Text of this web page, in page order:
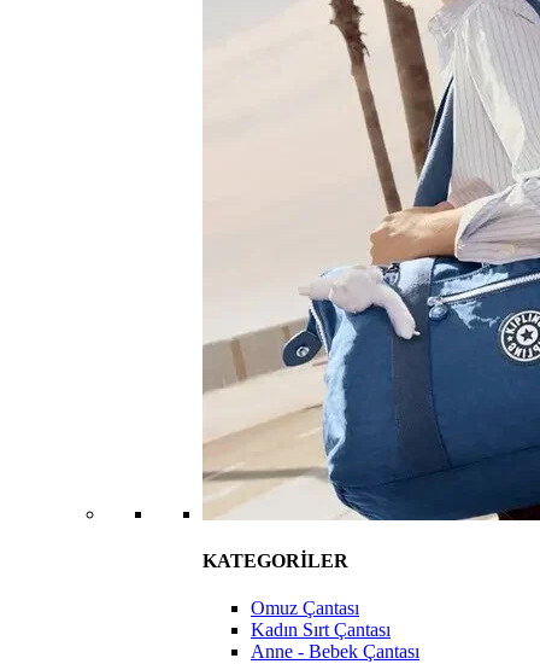
KATEGORİLER
Omuz Çantası
Kadın Sırt Çantası
Anne - Bebek Çantası